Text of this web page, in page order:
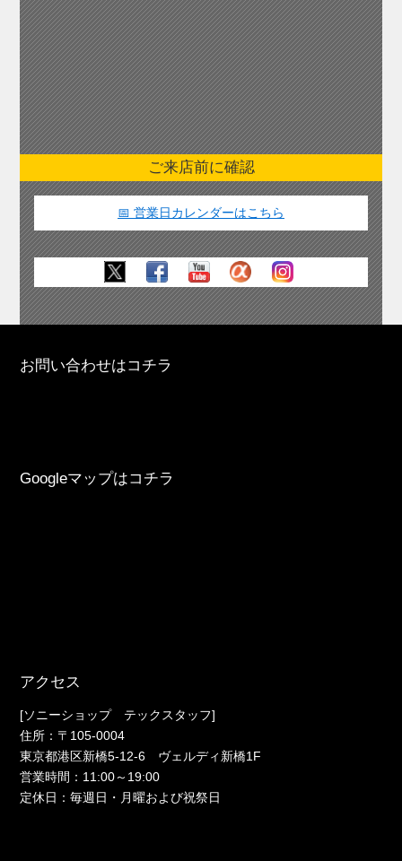
ご来店前に確認
📅 営業日カレンダーはこちら
お問い合わせはコチラ
Googleマップはコチラ
アクセス
[ソニーショップ テックスタッフ]
住所：〒105-0004
東京都港区新橋5-12-6 ヴェルディ新橋1F
営業時間：11:00～19:00
定休日：毎週日・月曜および祝祭日